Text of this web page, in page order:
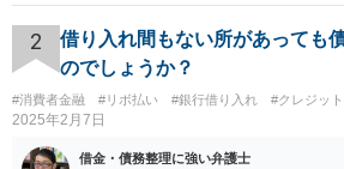
2
借り入れ間もない所があっても
のでしょうか？
#消費者金融 #リボ払い #銀行借り入れ #クレジッ
2025年2月7日
借金・債務整理に強い弁護士